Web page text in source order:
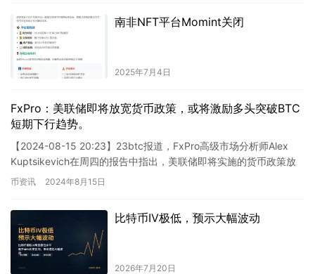
过开发者大使计划，将能够激发更多的创新思想和灵感，为
Conflux生态系统的建设贡献力量。我们欢迎您的加入，一
同开启Conflux的精彩旅程。 请将您对此计划的兴趣和意向
发送至我们的官方邮箱，我们期待能与您开展更深入的合
作。感谢您一直以来对Conflux的支持，让我们共同创造更
南非NFT平台Momint关闭
2025年7月4日
FxPro：美联储即将放宽货币政策，或将激励多头突破BTC
短期下行趋势。
【2024-08-15 20:23】23btc报道，FxPro高级市场分析师Alex
Kuptsikevich在周四的报告中指出，美联储即将实施的货币政策放
松或将激励比特币多头突破…
币资讯 2024年8月15日
比特币IV极低，预示大幅波动
2026年7月20日